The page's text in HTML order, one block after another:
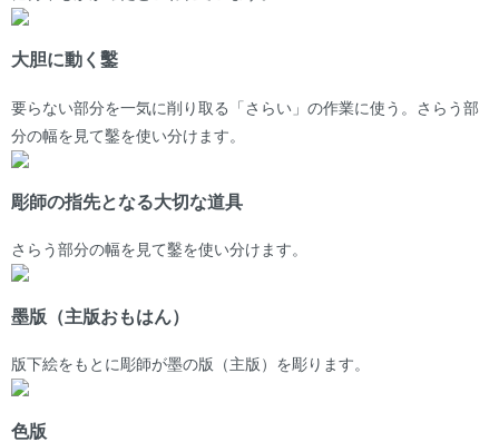
大胆に動く鑿
要らない部分を一気に削り取る「さらい」の作業に使う。さらう部
分の幅を見て鑿を使い分けます。
彫師の指先となる大切な道具
さらう部分の幅を見て鑿を使い分けます。
墨版（主版おもはん）
版下絵をもとに彫師が墨の版（主版）を彫ります。
色版